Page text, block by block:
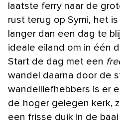
laatste ferry naar de
rust terug op Symi, het
langer dan een dag te
ideale eiland om in één
Start de dag met een
wandel daarna door de
wandelliefhebbers is er
de hoger gelegen kerk,
een frisse duik in de